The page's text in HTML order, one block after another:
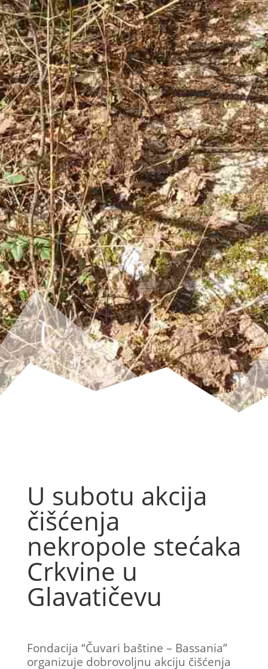
U subotu akcija
čišćenja
nekropole stećaka
Crkvine u
Glavatičevu
Fondacija “Čuvari baštine – Bassania”
organizuje dobrovoljnu akciju čišćenja